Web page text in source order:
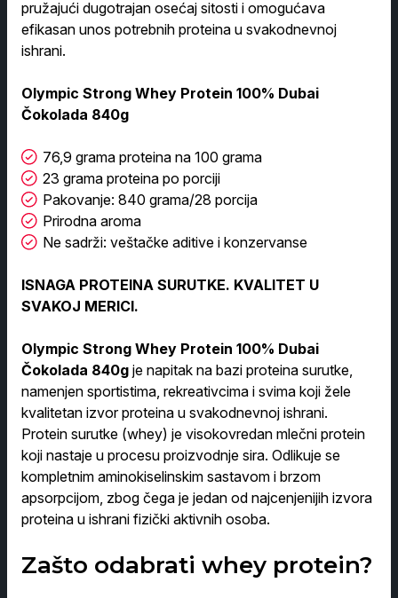
pružajući dugotrajan osećaj sitosti i omogućava
efikasan unos potrebnih proteina u svakodnevnoj
ishrani.
Olympic Strong Whey Protein 100% Dubai
Čokolada 840g
76,9 grama proteina na 100 grama
23 grama proteina po porciji
Pakovanje: 840 grama/28 porcija
Prirodna aroma
Ne sadrži: veštačke aditive i konzervanse
ISNAGA PROTEINA SURUTKE. KVALITET U
SVAKOJ MERICI.
Olympic Strong Whey Protein 100% Dubai
Čokolada 840g je napitak na bazi proteina surutke,
namenjen sportistima, rekreativcima i svima koji žele
kvalitetan izvor proteina u svakodnevnoj ishrani.
Protein surutke (whey) je visokovredan mlečni protein
koji nastaje u procesu proizvodnje sira. Odlikuje se
kompletnim aminokiselinskim sastavom i brzom
apsorpcijom, zbog čega je jedan od najcenjenijih izvora
proteina u ishrani fizički aktivnih osoba.
Zašto odabrati whey protein?